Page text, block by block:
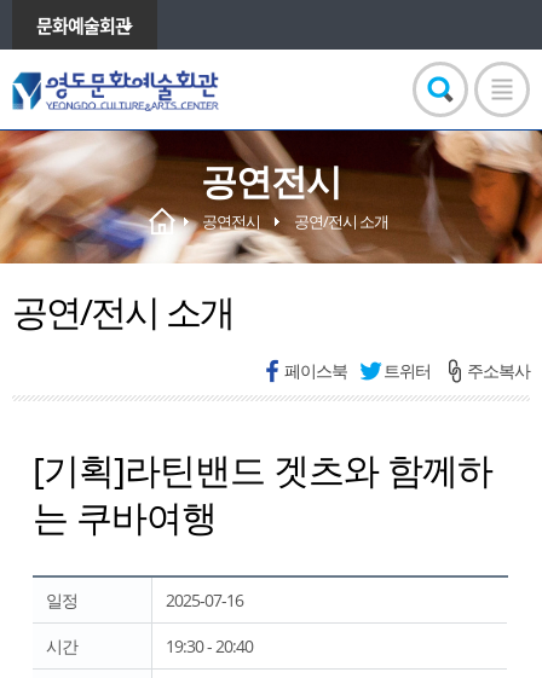
문화예술회관
공연전시
공연전시 공연/전시 소개
공연/전시 소개
페이스북 트위터 주소복사
[기획]라틴밴드 겟츠와 함께하
는 쿠바여행
일정
2025-07-16
시간
19:30 - 20:40